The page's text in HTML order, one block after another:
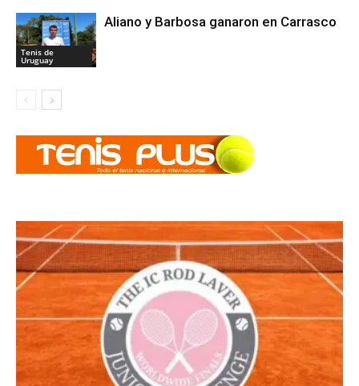
Tenis de
Uruguay
Aliano y Barbosa ganaron en Carrasco